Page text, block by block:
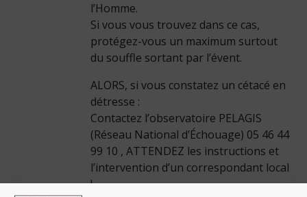
l’Homme.
Si vous vous trouvez dans ce cas,
protégez-vous un maximum surtout
du souffle sortant par l’évent.
ALORS, si vous constatez un cétacé en
détresse :
Contactez l’observatoire PELAGIS
(Réseau National d’Échouage) 05 46 44
99 10 , ATTENDEZ les instructions et
l’intervention d’un correspondant local
!